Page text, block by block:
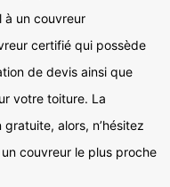
à un couvreur
certifié qui possède
de devis ainsi que
votre toiture. La
alors, n’hésitez
couvreur le plus proche